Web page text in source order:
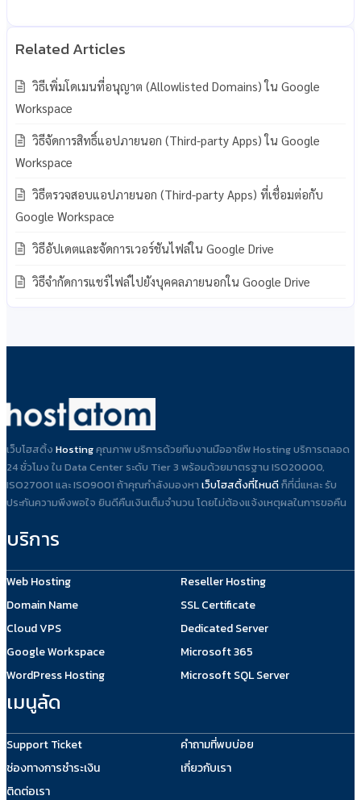
วิธีเพิ่มโดเมนที่อนุญาต (Allowlisted Domains) ใน Google
Workspace
วิธีจัดการสิทธิ์แอปภายนอก (Third-party Apps) ใน Google
Workspace
วิธีตรวจสอบแอปภายนอก (Third-party Apps) ที่เชื่อมต่อกับ
Google Workspace
วิธีอัปเดตและจัดการเวอร์ชันไฟล์ใน Google Drive
วิธีจำกัดการแชร์ไฟล์ไปยังบุคคลภายนอกใน Google Drive
เว็บโฮสติ้ง Hostingคุณภาพ บริการด้วยทีมงานมืออาชีพ Hosting บริการตลอด
24 ชั่วโมง ใน Data Center ระดับ Tier 3 พร้อมด้วยมาตรฐาน ISO20000,
ISO27001 และ ISO9001 ถ้าคุณกำลังมองหา เว็บโฮสติ้งที่ไหนดีก็ที่นี่แหละ รับ
ประกันความพึงพอใจ ยินดีคืนเงินเต็มจำนวน โดยไม่ต้องแจ้งเหตุผลในการขอคืน
บริการ
Web Hosting
Domain Name
Cloud VPS
Google Workspace
WordPress Hosting
Reseller Hosting
SSL Certificate
Dedicated Server
Microsoft 365
Microsoft SQL Server
เมนูลัด
Support Ticket
ช่องทางการชำระเงิน
ติดต่อเรา
คำถามที่พบบ่อย
เกี่ยวกับเรา